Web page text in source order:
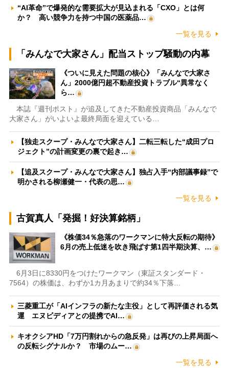
“AI革命”で爆発的な需要拡大が見込まれる「CXO」とは何
か？ 高い競争力を持つ中国の医薬品…
一覧を見る
「みんなで大家さん」配当ストップ騒動の内幕
《ついに見えた問題の核心》「みんなで大家さ
ん」2000億円超不動産投資トラブル“異常なく
ら…
本誌『週刊ポスト』が追及してきた不動産投資商品「みんなで
大家さん」がいよいよ最終局面を迎えている…
【独走スクープ・みんなで大家さん】二転三転した“成田プロ
ジェクト”の計画変更の裏で起き…
【追及スクープ・みんなで大家さん】独占入手“内部議事録”で
明かされる柳瀬健一・代表の思…
一覧を見る
古賀真人「発掘！好決算銘柄」
《株価34％急落のワークマンに特大反転の期待》
6月の売上低迷を吹き飛ばす第1四半期決算、…
6月3日に8330円をつけたワークマン（東証スタンダード・
7564）の株価は、わずか1カ月あまりで約34％下落…
三菱重工が「AIインフラの新たな主役」として再評価される気
運 エヌビディアとの提携でAI…
キオクシアHD「7万円割れからの急反発」は再びの上昇局面へ
の反転シグナルか？ 市場のムー…
一覧を見る